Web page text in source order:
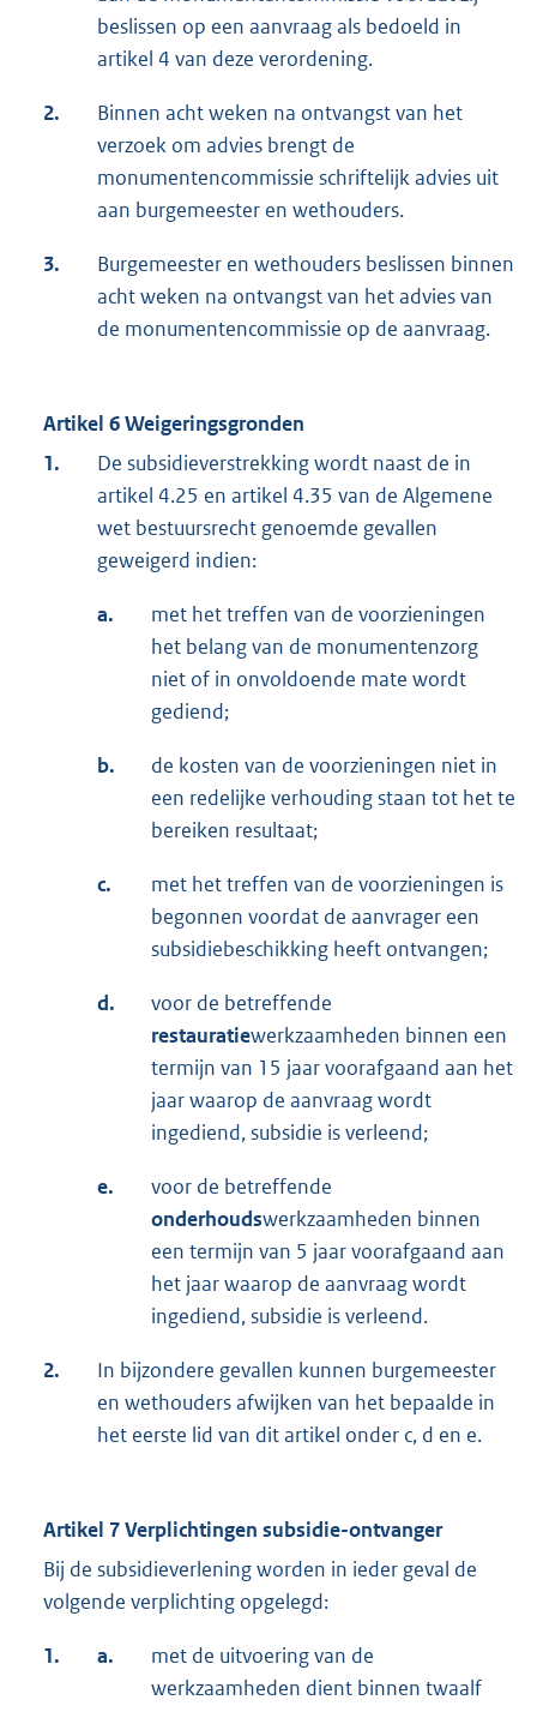
beslissen op een aanvraag als bedoeld in
artikel 4 van deze verordening.
2.
Binnen acht weken na ontvangst van het
verzoek om advies brengt de
monumentencommissie schriftelijk advies uit
aan burgemeester en wethouders.
3.
Burgemeester en wethouders beslissen binnen
acht weken na ontvangst van het advies van
de monumentencommissie op de aanvraag.
Artikel 6 Weigeringsgronden
1.
De subsidieverstrekking wordt naast de in
artikel 4.25 en artikel 4.35 van de Algemene
wet bestuursrecht genoemde gevallen
geweigerd indien:
a.
met het treffen van de voorzieningen
het belang van de monumentenzorg
niet of in onvoldoende mate wordt
gediend;
b.
de kosten van de voorzieningen niet in
een redelijke verhouding staan tot het te
bereiken resultaat;
c.
met het treffen van de voorzieningen is
begonnen voordat de aanvrager een
subsidiebeschikking heeft ontvangen;
d.
voor de betreffende
restauratiewerkzaamheden binnen een
termijn van 15 jaar voorafgaand aan het
jaar waarop de aanvraag wordt
ingediend, subsidie is verleend;
e.
voor de betreffende
onderhoudswerkzaamheden binnen
een termijn van 5 jaar voorafgaand aan
het jaar waarop de aanvraag wordt
ingediend, subsidie is verleend.
2.
In bijzondere gevallen kunnen burgemeester
en wethouders afwijken van het bepaalde in
het eerste lid van dit artikel onder c, d en e.
Artikel 7 Verplichtingen subsidie-ontvanger
Bij de subsidieverlening worden in ieder geval de
volgende verplichting opgelegd:
1. a.
met de uitvoering van de
werkzaamheden dient binnen twaalf